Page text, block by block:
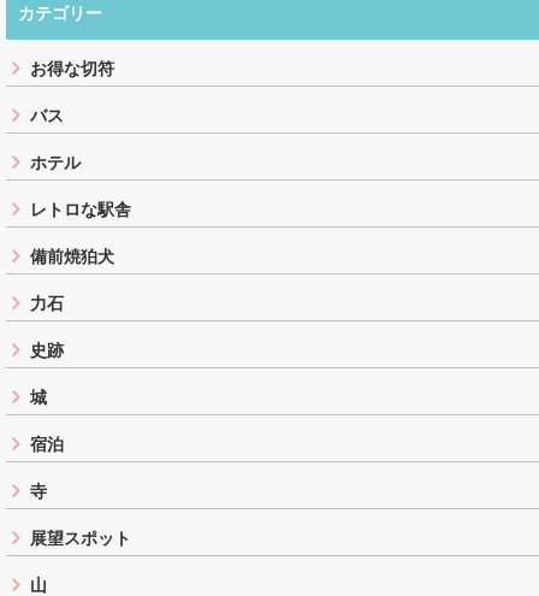
カテゴリー
お得な切符
バス
ホテル
レトロな駅舎
備前焼狛犬
力石
史跡
城
宿泊
寺
展望スポット
山